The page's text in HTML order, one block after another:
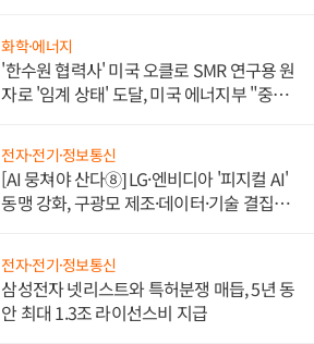
화학·에너지
'한수원 협력사' 미국 오클로 SMR 연구용 원
자로 '임계 상태' 도달, 미국 에너지부 "중요
전자·전기·정보통신
[AI 뭉쳐야 산다⑧] LG·엔비디아 '피지컬 AI'
동맹 강화, 구광모 제조·데이터·기술 결집
전자·전기·정보통신
삼성전자 넷리스트와 특허분쟁 매듭, 5년 동
안 최대 1.3조 라이선스비 지급